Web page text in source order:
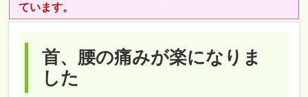
ています。
首、腰の痛みが楽になりま
した